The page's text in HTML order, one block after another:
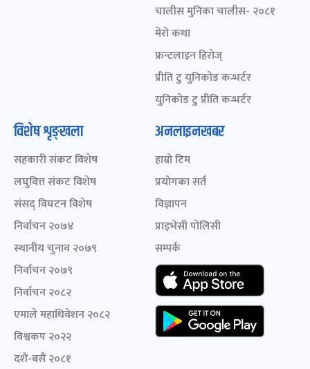
चालीस मुनिका चालीस- २०८१
मेरो कथा
फ्रन्टलाइन हिरोज्
प्रीति टु युनिकोड कन्भर्टर
युनिकोड टु प्रीति कन्भर्टर
विशेष शृङ्खला
सहकारी संकट विशेष
लघुवित्त संकट विशेष
संसद् विघटन विशेष
निर्वाचन २०७४
स्थानीय चुनाव २०७९
निर्वाचन २०७९
निर्वाचन २०८२
एमाले महाधिवेशन २०८२
विश्वकप २०२२
दशैं-बसैं २०८१
अनलाइनखबर
हाम्रो टिम
प्रयोगका सर्त
विज्ञापन
प्राइभेसी पोलिसी
सम्पर्क